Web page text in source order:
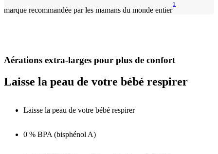
marque recommandée par les mamans du monde entier
1
Aérations extra-larges pour plus de confort
Laisse la peau de votre bébé respirer
Laisse la peau de votre bébé respirer
0 % BPA (bisphénol A)